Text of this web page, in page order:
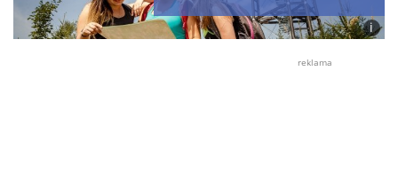
i
Foto:
reklama